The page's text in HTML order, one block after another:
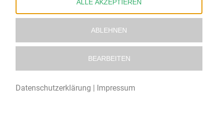
ALLE AKZEPTIEREN
ABLEHNEN
BEARBEITEN
Datenschutzerklärung | Impressum